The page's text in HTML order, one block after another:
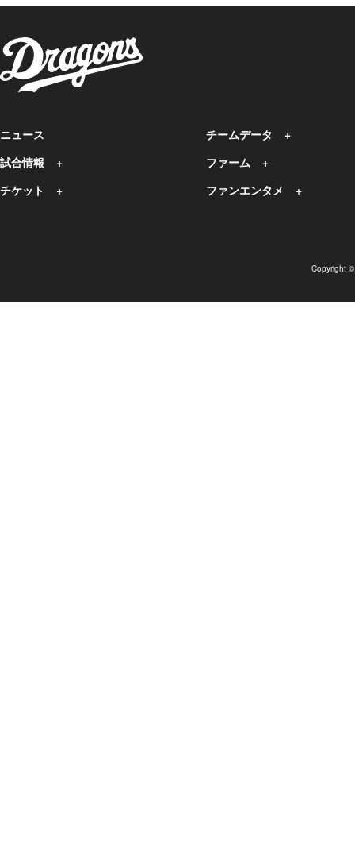
ニュース
試合情報
チケット
チームデータ
ファーム
ファンエンタメ
Copyright